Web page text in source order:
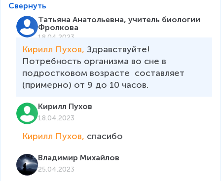
Свернуть
Татьяна Анатольевна, учитель биологии
Фролкова
18.04.2023
Кирилл Пухов, Здравствуйте!
Потребность организма во сне в
подростковом возрасте  составляет
(примерно) от 9 до 10 часов.
Кирилл Пухов
18.04.2023
Кирилл Пухов, спасибо
Владимир Михайлов
25.04.2023